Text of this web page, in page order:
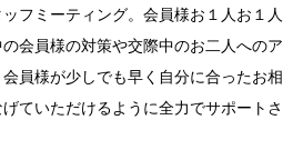
フミーティング。会員様お１人お１人
会員様の対策や交際中のお二人へのア
員様が少しでも早く自分に合ったお相
ていただけるように全力でサポートさ